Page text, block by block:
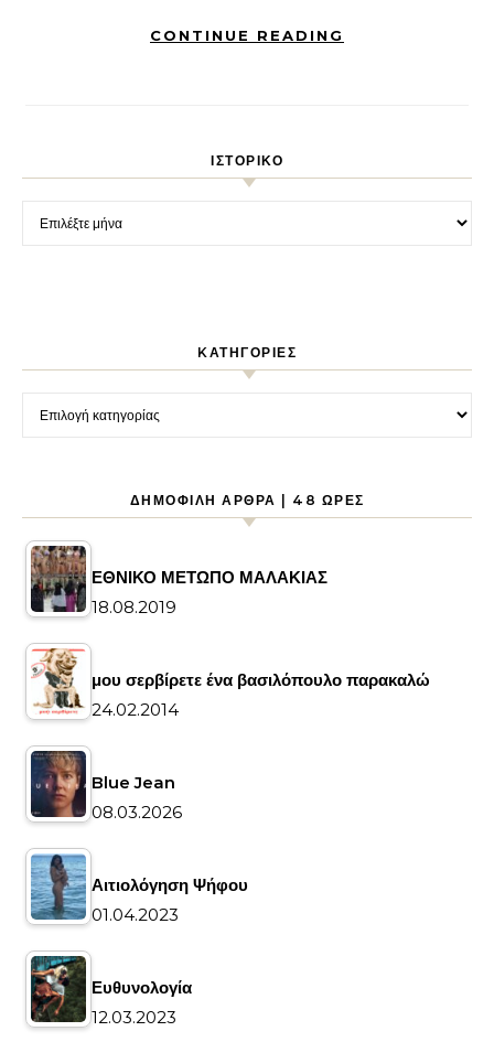
CONTINUE READING
ΙΣΤΟΡΙΚΌ
KΑΤΗΓΟΡΊΕΣ
ΔΗΜΟΦΙΛΉ ΆΡΘΡΑ | 48 ΏΡΕΣ
ΕΘΝΙΚΟ ΜΕΤΩΠΟ ΜΑΛΑΚΙΑΣ
18.08.2019
μου σερβίρετε ένα βασιλόπουλο παρακαλώ
24.02.2014
Blue Jean
08.03.2026
Αιτιολόγηση Ψήφου
01.04.2023
Ευθυνολογία
12.03.2023